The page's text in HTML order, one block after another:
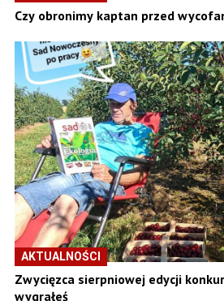
Czy obronimy kaptan przed
AKTUALNOŚCI
Zwycięzca sierpniowej edycji
wygrałeś